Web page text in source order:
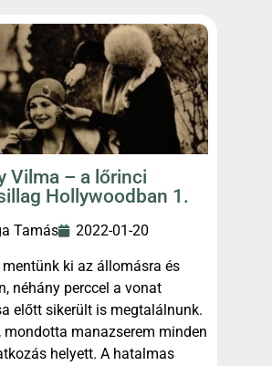
Vilma – a lőrinci
Hollywoodban 1.
Tamás 2022-01-20
mentünk ki az állomásra és
néhány perccel a vonat
előtt sikerült is megtalálnunk.
mondotta manazserem minden
helyett. A hatalmas